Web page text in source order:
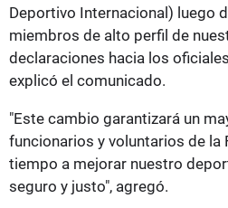
Deportivo Internacional) luego
miembros de alto perfil de
declaraciones hacia los
explicó el comunicado.
"Este cambio garantizará un
funcionarios y voluntarios de la
tiempo a mejorar nuestro
seguro y justo", agregó.